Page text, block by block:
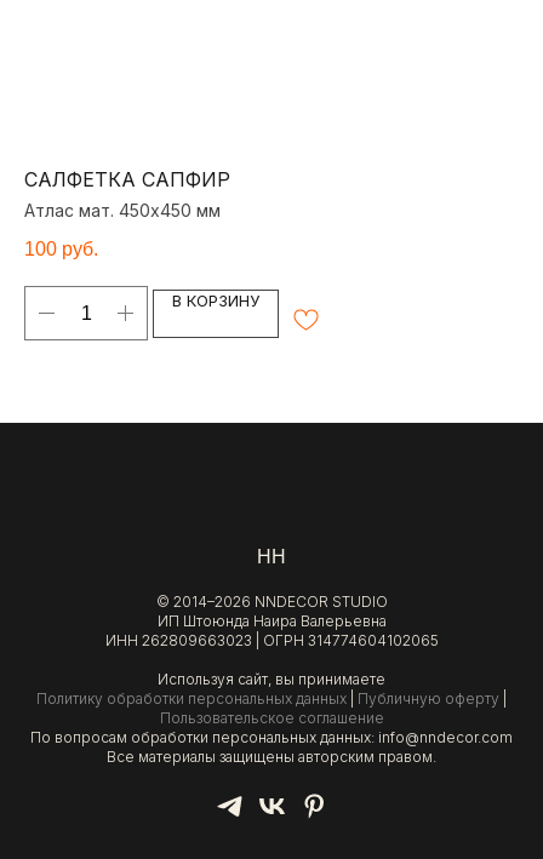
САЛФЕТКА САПФИР
Атлас мат. 450х450 мм
100 руб.
В КОРЗИНУ
НН
© 2014–2026 NNDECOR STUDIO
ИП Штоюнда Наира Валерьевна
ИНН 262809663023 | ОГРН 314774604102065
Используя сайт, вы принимаете
Политику обработки персональных данных
Публичную оферту
Пользовательское соглашение
По вопросам обработки персональных данных: info@nndecor.com
Все материалы защищены авторским правом.